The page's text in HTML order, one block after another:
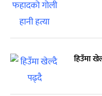
हिउँमा